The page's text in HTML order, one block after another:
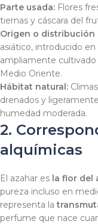
Parte usada: Flores
tiernas y cáscara del
Origen o distribución
asiático, introducido
ampliamente cultivado
Medio Oriente.
Hábitat natural:
drenados y
humedad moderada.
2.
alquímicas
El azahar es la flor del
pureza incluso en
representa la
perfume que nace